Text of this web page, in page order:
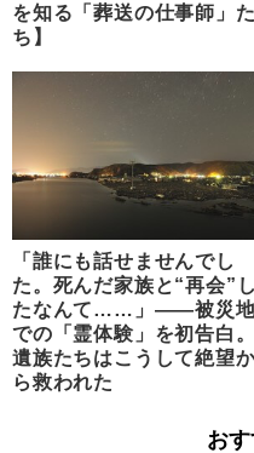
を知る「葬送の仕事師」た
ち】
「誰にも話せませんでし
た。死んだ家族と“再会”し
たなんて……」――被災
での「霊体験」を初告白。
遺族たちはこうして絶望
ら救われた
お